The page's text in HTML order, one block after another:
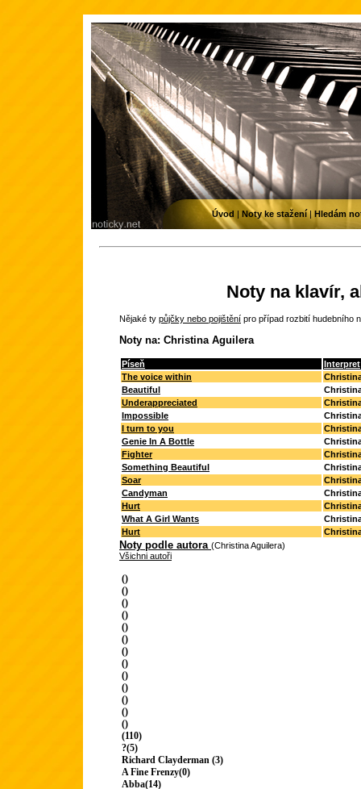
Noty na klavír,
Nějaké ty půjčky nebo pojištění pro případ rozbití hudebního
Noty na: Christina Aguilera
Píseň
Interpret
The voice within
Beautiful
Underappreciated
Impossible
I turn to you
Genie In A Bottle
Fighter
Something Beautiful
Soar
Candyman
Hurt
What A Girl Wants
Hurt
Noty podle autora (Christina Aguilera)
Všichni autoři
()
()
()
()
()
()
()
()
()
()
()
()
()
(110)
?(5)
Richard Clayderman (3)
A Fine Frenzy(0)
Abba(14)
Úvod | Noty ke stažení| Hledám